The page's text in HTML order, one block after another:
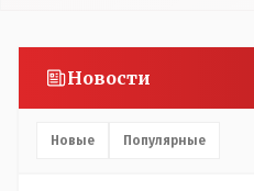
Новости
Новые Популярные